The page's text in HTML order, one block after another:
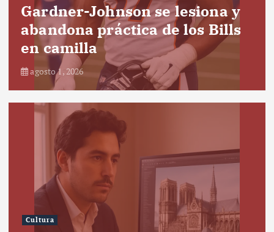
Gardner-Johnson se lesiona y
abandona práctica de los Bills
en camilla
agosto 1, 2026
Cultura